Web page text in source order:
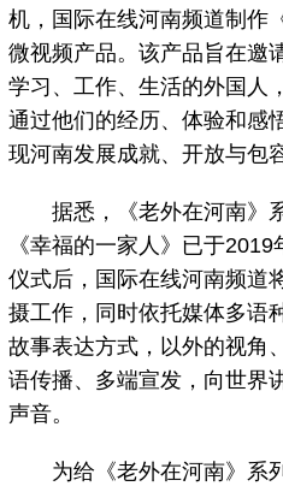
机，国际在线河南频道制作
微视频产品。该产品旨在邀
学习、工作、生活的外国人
通过他们的经历、体验和感
现河南发展成就、开放与包
据悉，《老外在河南》
《幸福的一家人》已于
仪式后，国际在线河南频道
摄工作，同时依托媒体多语
故事表达方式，以外的视角
语传播、多端宣发，向世界
声音。
为给《老外在河南》系